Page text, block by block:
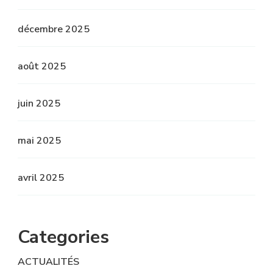
décembre 2025
août 2025
juin 2025
mai 2025
avril 2025
Categories
ACTUALITÉS